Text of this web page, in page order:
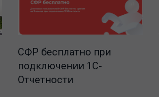
СФР бесплатно при
подключении 1С-
Отчетности